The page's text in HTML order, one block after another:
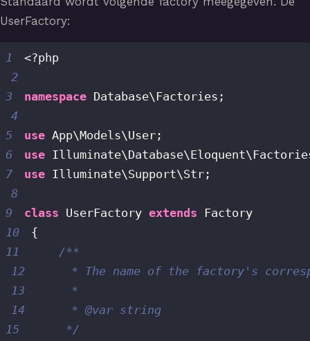
UserFactory:
1
<?php
2
3
namespace Database\ Factories ;
4
5
use App\Models\User ;
6
use Illuminate\Database\Eloquent\
7
use Illuminate\Support\Str ;
8
9
class UserFactory extends
Factory
10
{
11
12
13
14
15
     */